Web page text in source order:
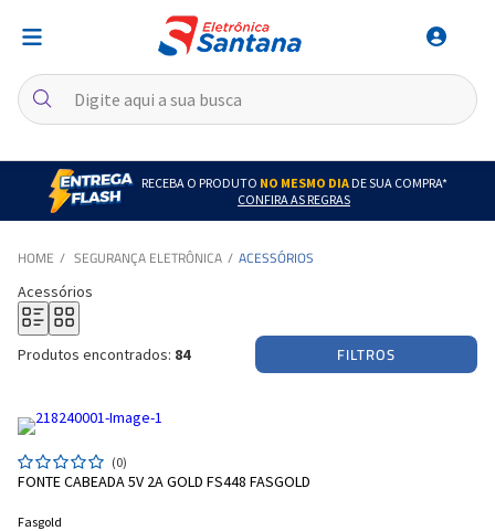
RECEBA O PRODUTO NO MESMO DIADE SUA COMPRA*
CONFIRA AS REGRAS
SEGURANÇA ELETRÔNICA ACESSÓRIOS
Acessórios
Produtos encontrados: 84 FILTROS
(0)
FONTE CABEADA 5V 2A GOLD FS448 FASGOLD
Fasgold